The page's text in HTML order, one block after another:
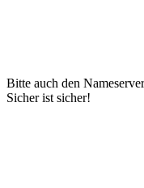
Bitte auch den
Sicher ist sicher!